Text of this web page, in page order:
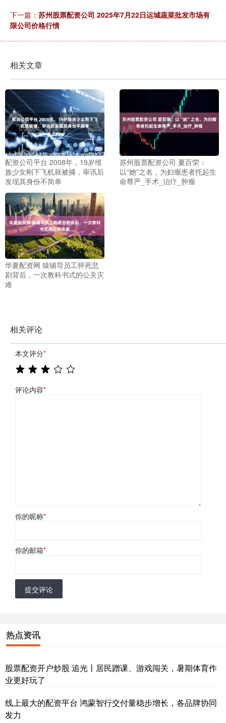
下一篇： 苏州股票配资公司 2025年7月22日运城蔬菜批发市场有
限公司价格行情
相关文章
配资公司平台 2008年，19岁维
族少女刚下飞机就被捕，审讯后
发现其身份不简单
苏州股票配资公司 夏百荣：
以“她”之名，为妇瘤患者托起生
命尊严_手术_治疗_肿瘤
华夏配资网 猿辅导员工猝死悲
剧背后，一次教科书式的公关灾
难
相关评论
本文评分*
评论内容*
你的昵称*
你的邮箱*
提交评论
热点资讯
股票配资开户炒股 追光丨居民蹭课、游戏闯关，暑期体育作
业更好玩了
线上最大的配资平台 鸿蒙智行交付量稳步增长，各品牌协同
发力